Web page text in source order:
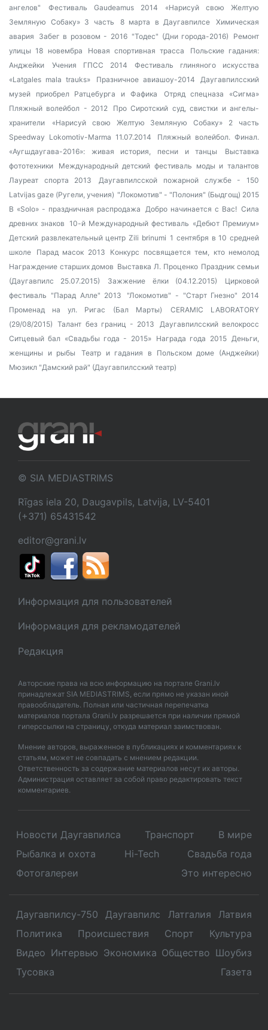
ангелов"
Фестиваль Gaudeamus 2014
«Нарисуй свою Желтую
Земляную Собаку» 3 часть
8 марта в Даугавпилсе
Химическая
авария
Забег в розовом - 2016 "Тодес" (Дни города-2016)
Ремонт
улицы 18 новембра
Новая спортивная трасса
Польские гадания:
Анджейки
Учения ГПСС 2014
Фестиваль глиняного искусства
«Latgales mala trauks»
Празничное авиашоу-2014
Даугавпилсский
музей приобрел Ратцебурга и Фафика
Отряд спецназа «Сигма»
Пляжный волейбол - 2012
Про Сиротский суд, свистки и ангелы-
хранители
«Нарисуй свою Желтую Земляную Собаку» 2 часть
Speedway Lokomotiv-Marma 11.07.2014
Пляжный волейбол. Финал.
«Аугшдаугава-2016»: живая история, песни и танцы
Выставка
фототехники
Международный детский фестиваль моды и талантов
Лауреат спорта 2013
Даугавпилсской пожарной службе - 150
Latvijas gaze (Ругели, учения) "Локомотив" - "Полония" (Быдгощ) 2015
В «Solo» - праздничная распродажа Добро начинается с Вас! Сила
древних знаков 10-й Международный фестиваль «Дебют Премиум»
Детский развлекательный центр Zili brinumi 1 сентября в 10 средней
школе
Парад масок 2013
Конкурс посвящается тем, кто немолод
Награждение старших домов Выставка Л. Проценко Праздник семьи
(Даугавпилс 25.07.2015)
Зажжение ёлки (04.12.2015)
Цирковой
фестиваль "Парад Алле" 2013
"Локомотив" - "Старт Гнезно" 2014
Променад на ул. Ригас (Бал Марты)
CERAMIC LABORATORY
(29/08/2015)
Талант без границ - 2013
Даугавпилсский велокросс
Ситцевый бал «Свадьбы года - 2015»
Награда года 2015 Деньги,
женщины и рыбы
Театр и гадания в Польском доме (Анджейки)
Мюзикл "Дамский рай" (Даугавпилсский театр)
© SIA MEDIASTRIMS
Rīgas iela 20, Daugavpils, Latvija, LV-5401
(+371) 65431542
editor@grani.lv
Информация для пользователей
Информация для рекламодателей
Редакция
Авторские права на всю информацию на портале Grani.lv
принадлежат SIA MEDIASTRIMS, если прямо не указан иной
правообладатель. Полная или частичная перепечатка
материалов портала Grani.lv разрешается при наличии прямой
гиперссылки на страницу, откуда материал заимствован.
Мнение авторов, выраженное в публикациях и комментариях к
статьям, может не совпадать с мнением редакции.
Ответственность за содержание материалов несут их авторы.
Администрация оставляет за собой право редактировать текст
комментариев.
Новости Даугавпилса Транспорт
В мире
Рыбалка и охота
Hi-Tech
Свадьбa года
Фотогалереи
Это интересно
Даугавпилсу-750 Даугавпилс Латгалия
Латвия
Политика
Происшествия Спорт
Культура
Видео Интервью Экономика Общество Шоубиз
Тусовка
Газета